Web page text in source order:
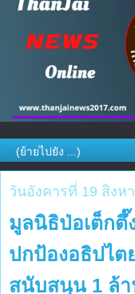
วันอังคารที่ 19 สิงห
มูลนิธิป่อเต็กตึ๊
ปกป้องอธิปไต
สนับสนุน 1 ล้า